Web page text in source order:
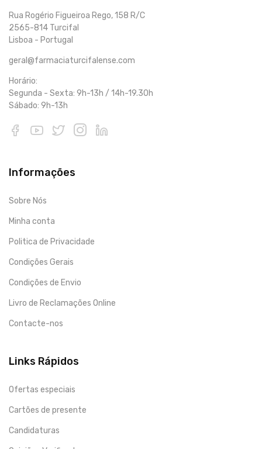
Rua Rogério Figueiroa Rego, 158 R/C
2565-814 Turcifal
Lisboa - Portugal
geral@farmaciaturcifalense.com
Horário:
Segunda - Sexta: 9h-13h / 14h-19.30h
Sábado: 9h-13h
Informações
Sobre Nós
Minha conta
Politica de Privacidade
Condições Gerais
Condições de Envio
Livro de Reclamações Online
Contacte-nos
Links Rápidos
Ofertas especiais
Cartões de presente
Candidaturas